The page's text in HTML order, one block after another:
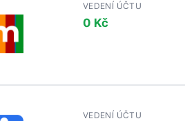
VEDENÍ ÚČTU
0 Kč
VEDENÍ ÚČTU